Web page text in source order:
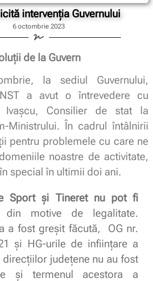
intervenția Guvernului
6 octombrie 2023
de la Guvern
la sediul Guvernului,
a avut o întrevedere cu
Ivașcu, Consilier de stat la
Ministrului. În cadrul întâlnirii
pentru problemele cu care ne
noastre de activitate,
special în ultimii doi ani.
Sport și Tineret nu pot fi
motive de legalitate.
a fost greșit făcută, OG nr.
și HG-urile de inființare a
direcțiilor județene nu au fost
și termenul acestora a